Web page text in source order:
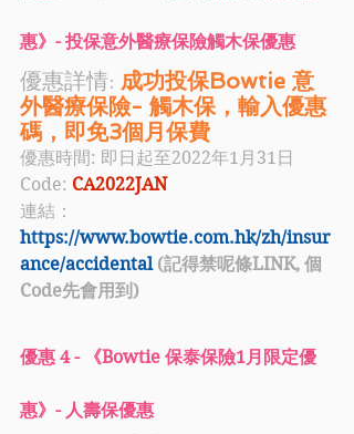
惠》- 投保意外醫療保險觸木保優惠
優惠詳情: 成功投保Bowtie 意
外醫療保險- 觸木保，輸入優惠
碼，即免3個月保費
優惠時間: 即日起至2022年1月31日
Code: CA2022JAN
連結：
https://www.bowtie.com.hk/zh/insur
ance/accidental (記得禁呢條LINK, 個
Code先會用到)
優惠 4 - 《Bowtie 保泰保險1月限定優
惠》- 人壽保優惠